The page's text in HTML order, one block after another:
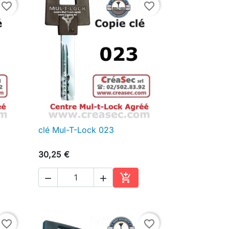
favorite_border
au panier
favorite_border
 Aperçu rapide
clé Mul-T-Lock 023
30,25 €
  
Ajouter au panier
favorite_border favorite_border